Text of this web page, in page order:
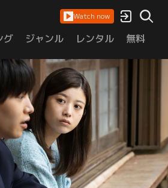
Watch now
グ ジャンル レンタル 無料